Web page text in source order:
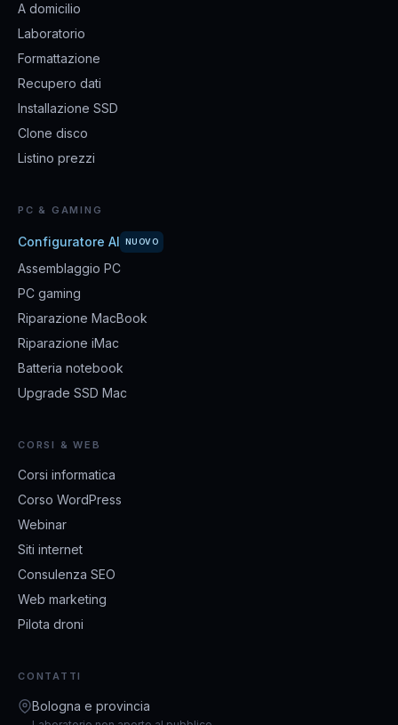
A domicilio
Laboratorio
Formattazione
Recupero dati
Installazione SSD
Clone disco
Listino prezzi
PC & GAMING
Configuratore AI NUOVO
Assemblaggio PC
PC gaming
Riparazione MacBook
Riparazione iMac
Batteria notebook
Upgrade SSD Mac
CORSI & WEB
Corsi informatica
Corso WordPress
Webinar
Siti internet
Consulenza SEO
Web marketing
Pilota droni
CONTATTI
Bologna e provincia